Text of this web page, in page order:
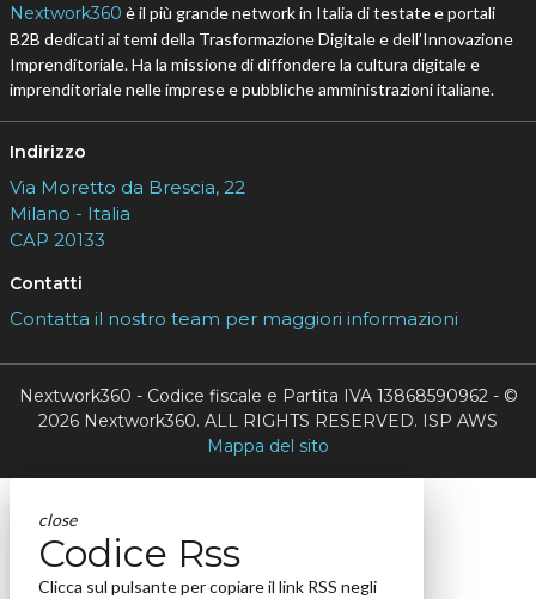
Nextwork360 è il più grande network in Italia di testate e portali
B2B dedicati ai temi della Trasformazione Digitale e dell’Innovazione
Imprenditoriale. Ha la missione di diffondere la cultura digitale e
imprenditoriale nelle imprese e pubbliche amministrazioni italiane.
Indirizzo
Via Moretto da Brescia, 22
Milano - Italia
CAP 20133
Contatti
Contatta il nostro team per maggiori informazioni
Nextwork360 - Codice fiscale e Partita IVA 13868590962 - ©
2026 Nextwork360. ALL RIGHTS RESERVED. ISP AWS
Mappa del sito
close
Codice Rss
Clicca sul pulsante per copiare il link RSS negli